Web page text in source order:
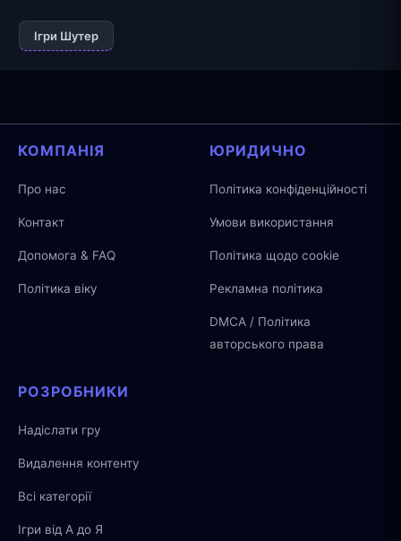
Ігри Шутер
КОМПАНІЯ
Про нас
Контакт
Допомога & FAQ
Політика віку
ЮРИДИЧНО
Політика конфіденційності
Умови використання
Політика щодо cookie
Рекламна політика
DMCA / Політика
авторського права
РОЗРОБНИКИ
Надіслати гру
Видалення контенту
Всі категорії
Ігри від А до Я